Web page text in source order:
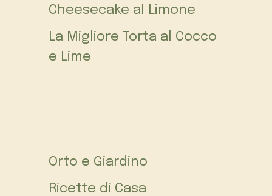
Cheesecake al Limone
La Migliore Torta al Cocco
e Lime
Orto e Giardino
Ricette di Casa